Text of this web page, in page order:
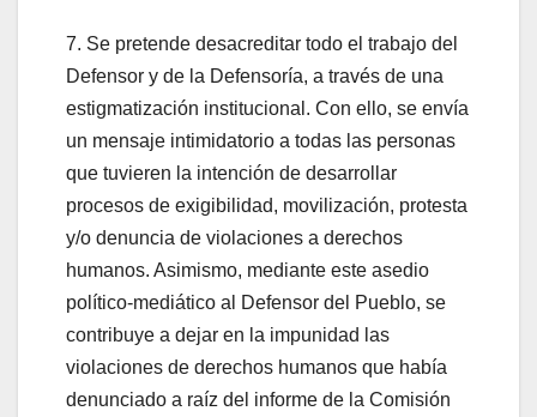
7. Se pretende desacreditar todo el trabajo del
Defensor y de la Defensoría, a través de una
estigmatización institucional. Con ello, se envía
un mensaje intimidatorio a todas las personas
que tuvieren la intención de desarrollar
procesos de exigibilidad, movilización, protesta
y/o denuncia de violaciones a derechos
humanos. Asimismo, mediante este asedio
político-mediático al Defensor del Pueblo, se
contribuye a dejar en la impunidad las
violaciones de derechos humanos que había
denunciado a raíz del informe de la Comisión